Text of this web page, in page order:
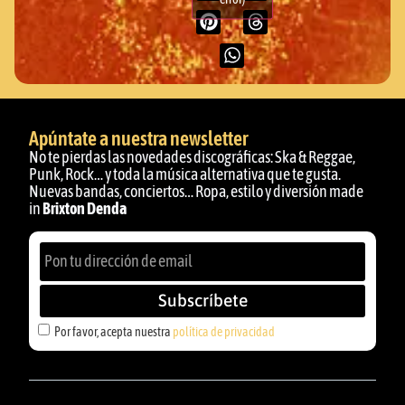
Apúntate a nuestra newsletter
No te pierdas las novedades discográficas: Ska & Reggae,
Punk, Rock… y toda la música alternativa que te gusta.
Nuevas bandas, conciertos… Ropa, estilo y diversión made
in Brixton Denda
Por favor, acepta nuestra política de privacidad
Subscríbete